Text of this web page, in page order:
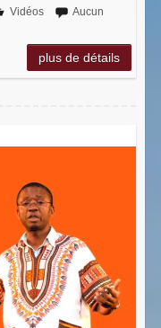
Vidéos
Aucun
plus de détails